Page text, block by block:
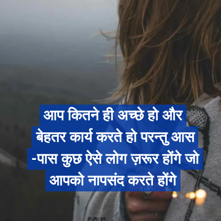
आप कितने ही अच्छे हो और
बेहतर कार्य करते हो परन्तु आस
-पास कुछ ऐसे लोग ज़रूर होंगे जो
आपको नापसंद करते होंगे
आप कितने ही अच्छे हो और
बेहतर कार्य करते हो परन्तु आस
-पास कुछ ऐसे लोग ज़रूर होंगे जो
आपको नापसंद करते होंगे